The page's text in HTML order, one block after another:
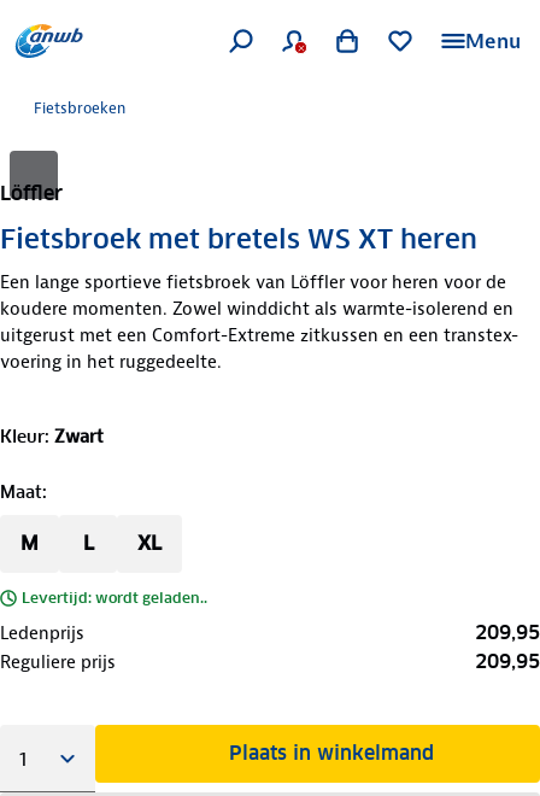
Menu
Fietsbroeken
Löffler
Fietsbroek met bretels WS XT heren
Een lange sportieve fietsbroek van Löffler voor heren voor de
koudere momenten. Zowel winddicht als warmte-isolerend en
uitgerust met een Comfort-Extreme zitkussen en een transtex-
voering in het ruggedeelte.
Kleur: Zwart
Maat:
M L XL
Levertijd: wordt geladen..
Ledenprijs 209,95
Reguliere prijs 209,95
Plaats in winkelmand